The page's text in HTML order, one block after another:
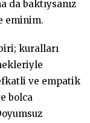
da baktıysanız
eminim.
kuralları
ve empatik
bolca